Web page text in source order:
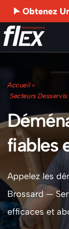
Obtenez
Accueil »
Secteurs Desservis
fiables
Appelez les
Brossard —
efficaces et